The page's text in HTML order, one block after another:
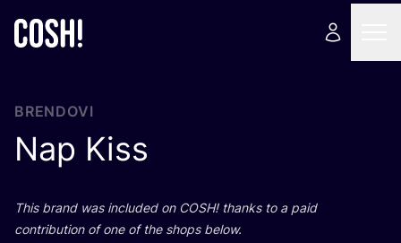
BRENDOVI
Nap Kiss
This brand was inclu­ded on COSH! than­ks to a paid
con­tri­bu­ti­on of one of the shops below.